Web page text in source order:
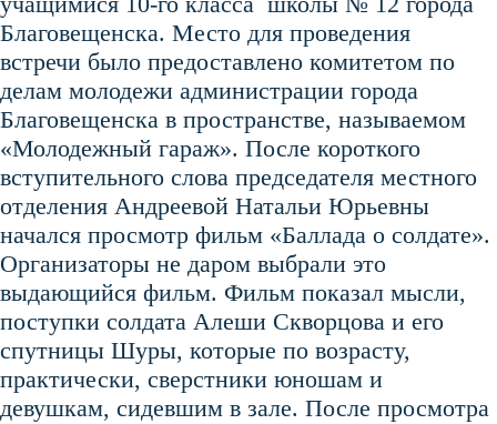
Благовещенска. Место для проведения
встречи было предоставлено комитетом по
делам молодежи администрации города
Благовещенска в пространстве, называемом
«Молодежный гараж». После короткого
вступительного слова председателя местного
отделения Андреевой Натальи Юрьевны
начался просмотр фильм «Баллада о солдате».
Организаторы не даром выбрали это
выдающийся фильм. Фильм показал мысли,
поступки солдата Алеши Скворцова и его
спутницы Шуры, которые по возрасту,
практически, сверстники юношам и
девушкам, сидевшим в зале. После просмотра